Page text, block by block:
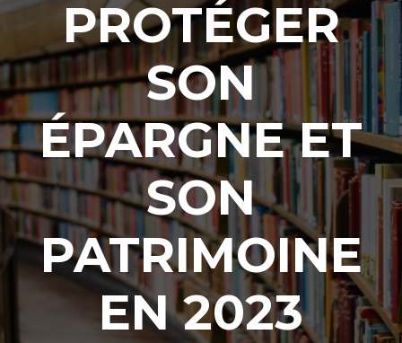
PROTÉGER
SON
ÉPARGNE ET
SON
PATRIMOINE
EN 2023